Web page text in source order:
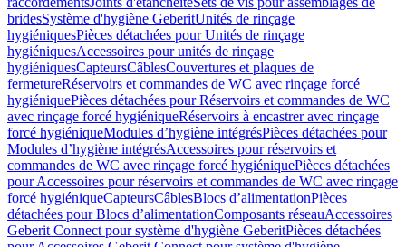
bridesSystème d'hygiène GeberitUnités de rinçage
hygiéniquesPièces détachées pour Unités de rinçage
hygiéniquesAccessoires pour unités de rinçage
hygiéniquesCapteursCâblesCouvertures et plaques de
fermetureRéservoirs et commandes de WC avec rinçage forcé
hygiéniquePièces détachées pour Réservoirs et commandes de WC
avec rinçage forcé hygiéniqueRéservoirs à encastrer avec rinçage
forcé hygiéniqueModules d’hygiène intégrésPièces détachées pour
Modules d’hygiène intégrésAccessoires pour réservoirs et
commandes de WC avec rinçage forcé hygiéniquePièces détachées
pour Accessoires pour réservoirs et commandes de WC avec rinçage
forcé hygiéniqueCapteursCâblesBlocs d’alimentationPièces
détachées pour Blocs d’alimentationComposants réseauAccessoires
Geberit Connect pour système d'hygiène GeberitPièces détachées